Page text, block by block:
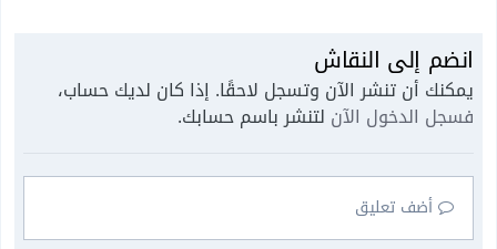
انضم إلى النقاش
يمكنك أن تنشر الآن وتسجل لاحقًا. إذا كان لديك حساب،
فسجل الدخول الآن لتنشر باسم حسابك.
أضف تعليق